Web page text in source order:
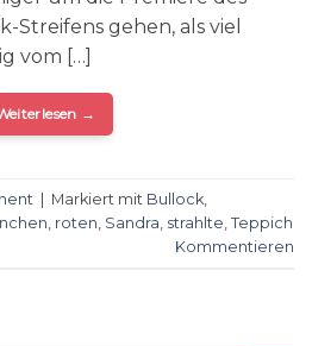
Streifens gehen, als viel
vom […]
→
| Markiert mit Bullock
roten Sandra strahlte Teppich
Kommentieren